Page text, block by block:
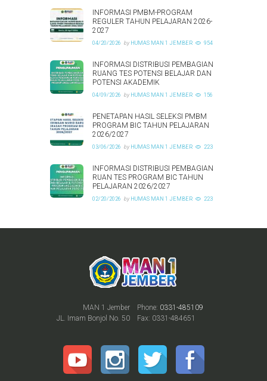
INFORMASI PMBM-PROGRAM
REGULER TAHUN PELAJARAN 2026-
2027
04/20/2026 by HUMAS MAN 1 JEMBER 954
INFORMASI DISTRIBUSI PEMBAGIAN
RUANG TES POTENSI BELAJAR DAN
POTENSI AKADEMIK
04/09/2026 by HUMAS MAN 1 JEMBER 156
PENETAPAN HASIL SELEKSI PMBM
PROGRAM BIC TAHUN PELAJARAN
2026/2027
03/06/2026 by HUMAS MAN 1 JEMBER 223
INFORMASI DISTRIBUSI PEMBAGIAN
RUAN TES PROGRAM BIC TAHUN
PELAJARAN 2026/2027
02/20/2026 by HUMAS MAN 1 JEMBER 223
Phone: 0331-485109
Fax: 0331-484651
MAN 1 Jember
JL. Imam Bonjol No. 50